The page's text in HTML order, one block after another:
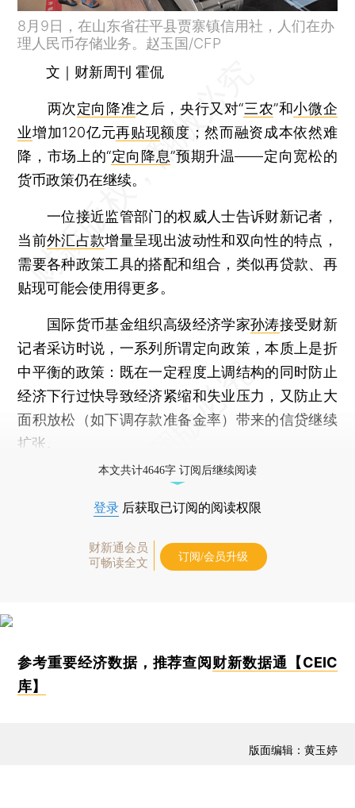
8月9日，在山东省茌平县贾寨镇信用社，人们在办
理人民币存储业务。赵玉国/CFP
文｜财新周刊 霍侃
两次定向降准之后，央行又对“三农”和小微企
业增加120亿元再贴现额度；然而融资成本依然难
降，市场上的“定向降息”预期升温——定向宽松的
货币政策仍在继续。
一位接近监管部门的权威人士告诉财新记者，
当前外汇占款增量呈现出波动性和双向性的特点，
需要各种政策工具的搭配和组合，类似再贷款、再
贴现可能会使用得更多。
国际货币基金组织高级经济学家孙涛接受财新
记者采访时说，一系列所谓定向政策，本质上是折
中平衡的政策：既在一定程度上调结构的同时防止
经济下行过快导致经济紧缩和失业压力，又防止大
面积放松（如下调存款准备金率）带来的信贷继续
扩张。
本文共计4646字 订阅后继续阅读
登录 后获取已订阅的阅读权限
财新通会员
可畅读全文
订阅/会员升级
参考重要经济数据，推荐查阅 财新数据通【CEIC
库】
版面编辑：黄玉婷